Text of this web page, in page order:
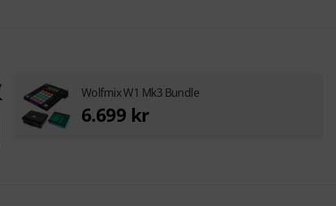
Wolfmix W1 Mk3 Bundle
6.699 kr